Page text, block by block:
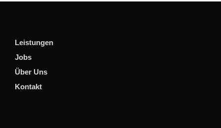
Leistungen
Jobs
Über Uns
Kontakt